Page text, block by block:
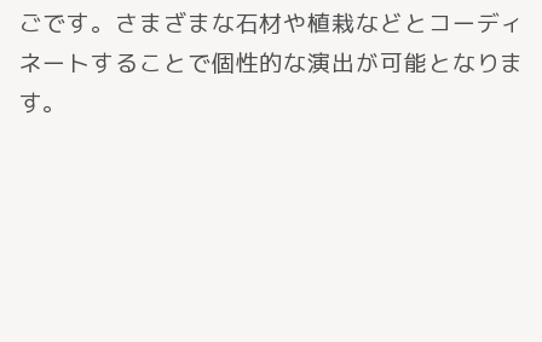
ごです。さまざまな石材や植栽などとコーディ
ネートすることで個性的な演出が可能となりま
す。